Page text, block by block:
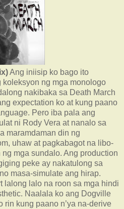
Ang iniisip ko bago ito
ng mga monologo
nakibaka sa Death March
expectation ko at kung paano
Pero iba pala ang
ni Rody Vera at nanalo sa
maramdaman din ng
uhaw at pagkabagot na libo-
mga sundalo. Ang production
peke ay nakatulong sa
masa-simulate ang hirap.
lalong lalo na roon sa mga hindi
Naalala ko ang Dogville
rin kung paano n’ya na-derive